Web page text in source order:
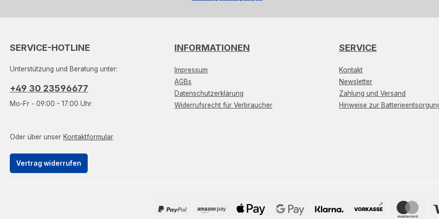
SERVICE-HOTLINE
Unterstützung und Beratung unter:
+49 30 23596677
Mo-Fr - 09:00 - 17:00 Uhr
Oder über unser Kontaktformular.
Vertrag widerrufen
INFORMATIONEN
Impressum
AGBs
Datenschutzerklärung
Widerrufsrecht für Verbraucher
SERVICE
Kontakt
Newsletter
Zahlung und Versand
Hinweise zur